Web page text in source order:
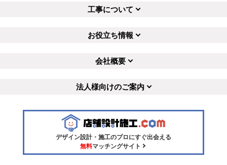
工事について
お役立ち情報
会社概要
法人様向けのご案内
デザイン設計・施工のプロにすぐ出会える
無料マッチングサイト